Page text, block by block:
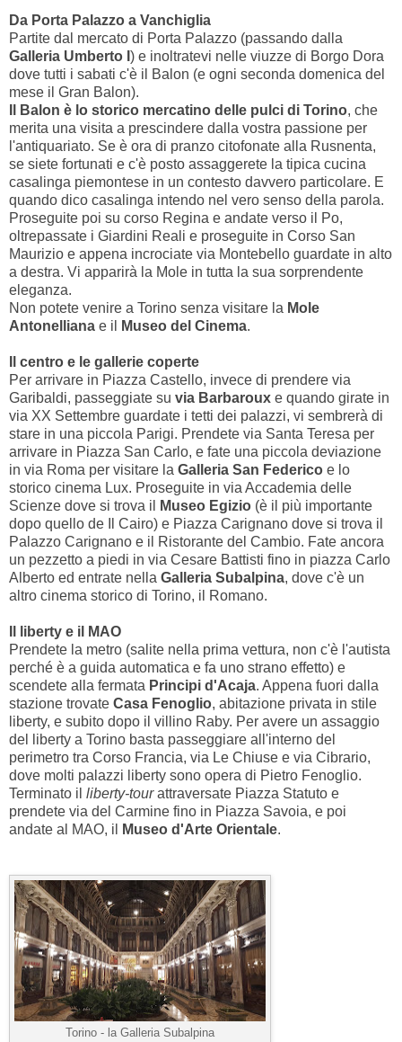
Da Porta Palazzo a Vanchiglia
Partite dal mercato di Porta Palazzo (passando dalla
Galleria Umberto I ) e inoltratevi nelle viuzze di Borgo Dora
dove tutti i sabati c'è il Balon (e ogni seconda domenica del
mese il Gran Balon).
Il Balon è lo storico mercatino delle pulci di Torino, che
merita una visita a prescindere dalla vostra passione per
l'antiquariato. Se è ora di pranzo citofonate alla Rusnenta,
se siete fortunati e c'è posto assaggerete la tipica cucina
casalinga piemontese in un contesto davvero particolare. E
quando dico casalinga intendo nel vero senso della parola.
Proseguite poi su corso Regina e andate verso il Po,
oltrepassate i Giardini Reali e proseguite in Corso San
Maurizio e appena incrociate via Montebello guardate in alto
a destra. Vi apparirà la Mole in tutta la sua sorprendente
eleganza.
Non potete venire a Torino senza visitare la Mole
Antonelliana e il Museo del Cinema.
Il centro e le gallerie coperte
Per arrivare in Piazza Castello, invece di prendere via
Garibaldi, passeggiate su via Barbaroux e quando girate in
via XX Settembre guardate i tetti dei palazzi, vi sembrerà di
stare in una piccola Parigi. Prendete via Santa Teresa per
arrivare in Piazza San Carlo, e fate una piccola deviazione
in via Roma per visitare la Galleria San Federico e lo
storico cinema Lux. Proseguite in via Accademia delle
Scienze dove si trova il
Museo Egizio (è il più importante
dopo quello de Il Cairo) e Piazza Carignano dove si trova il
Palazzo Carignano e il Ristorante del Cambio. Fate ancora
un pezzetto a piedi in via Cesare Battisti fino in piazza Carlo
Alberto ed entrate nella Galleria Subalpina, dove c'è un
altro cinema storico di Torino, il Romano.
Il liberty e il MAO
Prendete la metro (salite nella prima vettura, non c'è l'autista
perché è a guida automatica e fa uno strano effetto) e
scendete alla fermata Principi d'Acaja. Appena fuori dalla
stazione trovate Casa Fenoglio, abitazione privata in stile
liberty, e subito dopo il villino Raby. Per avere un assaggio
del liberty a Torino basta passeggiare all'interno del
perimetro tra Corso Francia, via Le Chiuse e via Cibrario,
dove molti palazzi liberty sono opera di Pietro Fenoglio.
Terminato il liberty-tourattraversate Piazza Statuto e
prendete via del Carmine fino in Piazza Savoia, e poi
andate al MAO, il
Museo d'Arte Orientale.
Torino - la Galleria Subalpina